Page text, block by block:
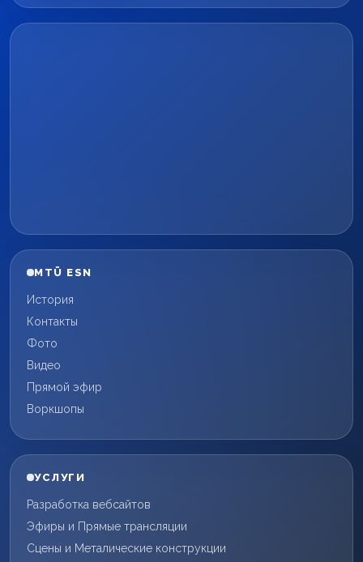
MTÜ ESN
История
Контакты
Фото
Видео
Прямой эфир
Воркшопы
УСЛУГИ
Разработка вебсайтов
Эфиры и Прямые трансляции
Сцены и Металические конструкции